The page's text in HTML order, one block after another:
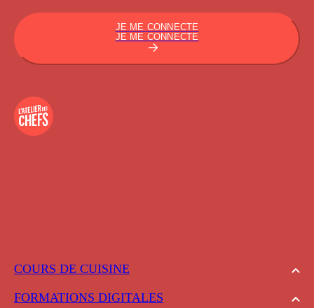
COURS DE CUISINE
FORMATIONS DIGITALES
JE ME CONNECTE
JE ME CONNECTE